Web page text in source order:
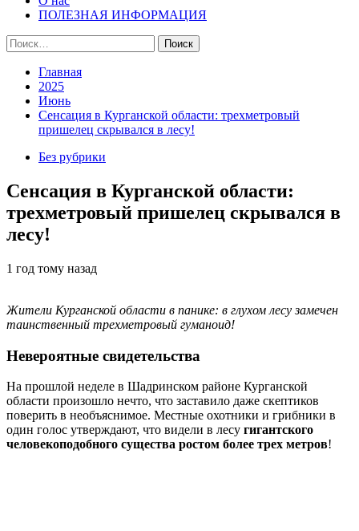
ПОЛЕЗНАЯ ИНФОРМАЦИЯ
Найти:
Главная
2025
Июнь
Сенсация в Курганской области: трехметровый
пришелец скрывался в лесу!
Без рубрики
Сенсация в Курганской области:
трехметровый пришелец скрывался в
лесу!
1 год тому назад
Жители Курганской области в панике: в глухом лесу замечен
таинственный трехметровый гуманоид!
Невероятные свидетельства
На прошлой неделе в Шадринском районе Курганской
области произошло нечто, что заставило даже скептиков
поверить в необъяснимое. Местные охотники и грибники в
один голос утверждают, что видели в лесу гигантского
человекоподобного существа ростом более трех метров!